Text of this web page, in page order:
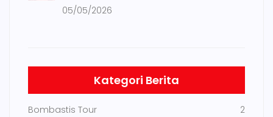
05/05/2026
Kategori Berita
Bombastis Tour 2